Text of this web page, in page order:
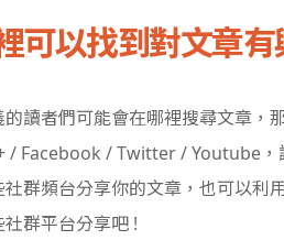
可以找到對文章
的讀者們可能會在哪裡搜尋文章，
/ Facebook / Twitter / Youtube，
群頻台分享你的文章，也可以利
社群平台分享吧 !